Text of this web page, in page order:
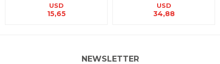
USD
15,65
USD
34,88
NEWSLETTER